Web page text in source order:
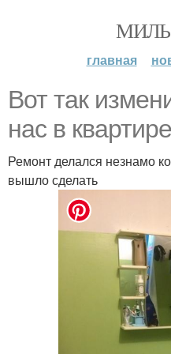
главная
Вот так
нас в
Ремонт делался незнамо
вышло сделать